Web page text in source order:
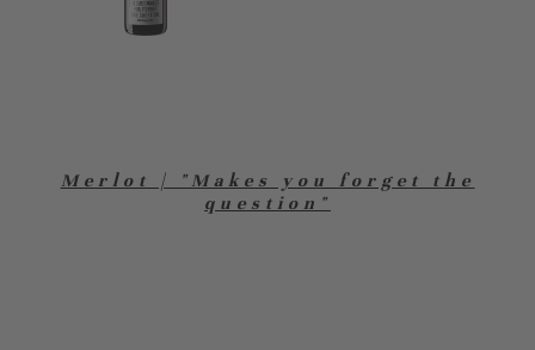
Merlot | "Makes you forget the
question"